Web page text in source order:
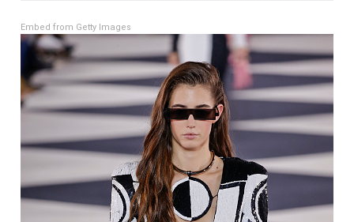
Embed from Getty Images